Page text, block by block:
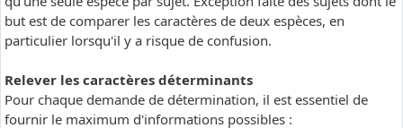
but est de comparer les caractères de deux espèces, en
particulier lorsqu'il y a risque de confusion.
Relever les caractères déterminants
Pour chaque demande de détermination, il est essentiel de
fournir le maximum d'informations possibles :